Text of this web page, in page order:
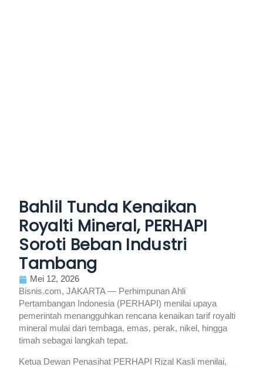
Bahlil Tunda Kenaikan
Royalti Mineral, PERHAPI
Soroti Beban Industri
Tambang
Mei 12, 2026
Bisnis.com, JAKARTA — Perhimpunan Ahli
Pertambangan Indonesia (PERHAPI) menilai upaya
pemerintah menangguhkan rencana kenaikan tarif royalti
mineral mulai dari tembaga, emas, perak, nikel, hingga
timah sebagai langkah tepat.
Ketua Dewan Penasihat PERHAPI Rizal Kasli menilai,